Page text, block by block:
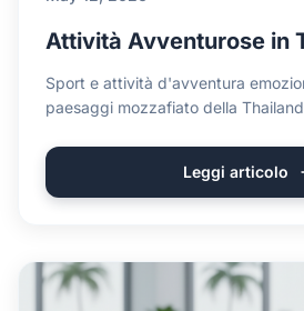
Attività Avventurose in
Sport e attività d'avventura
paesaggi mozzafiato della
Leggi articolo